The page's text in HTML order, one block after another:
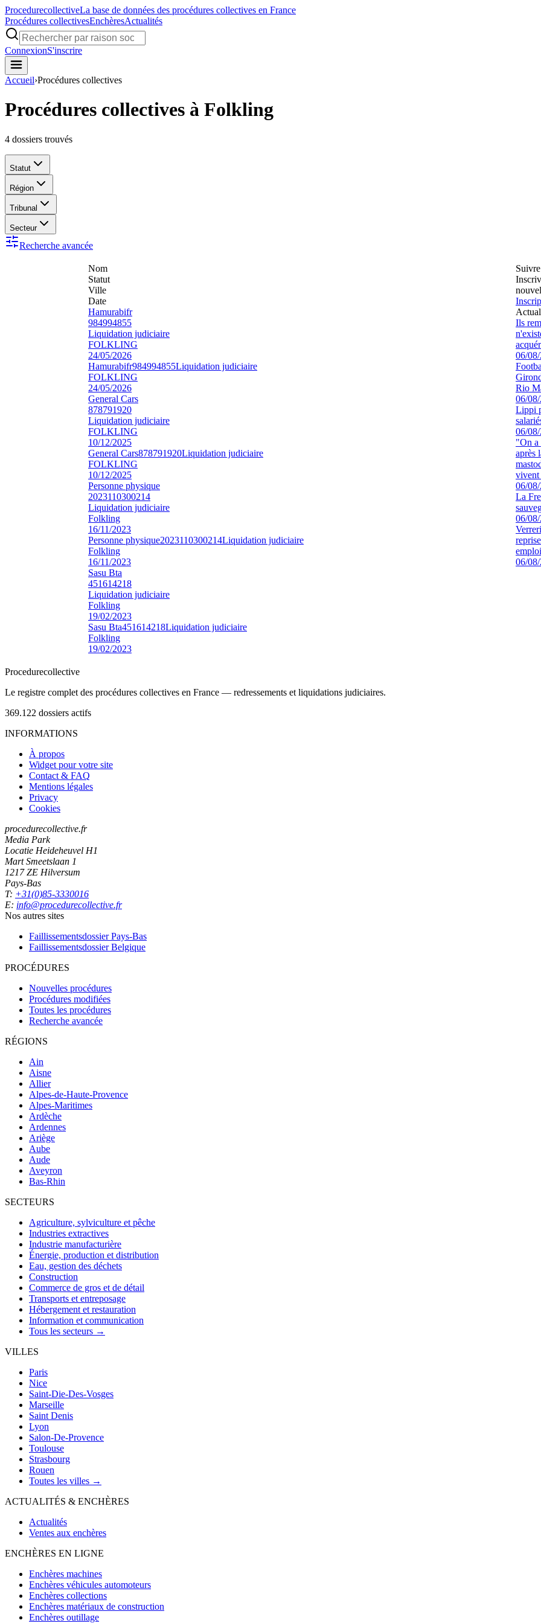
ProcedurecollectiveLa base de données des procédures collectives en France
Procédures collectivesEnchèresActualités
ConnexionS'inscrire
Accueil›Procédures collectives
Procédures collectives à Folkling
4 dossiers trouvés
Statut
Région
Tribunal
Secteur
Recherche avancée
Nom
Statut
Ville
Date
Hamurabifr
984994855
Liquidation judiciaire
FOLKLING
24/05/2026
Hamurabifr984994855Liquidation judiciaire
FOLKLING
24/05/2026
General Cars
878791920
Liquidation judiciaire
FOLKLING
10/12/2025
General Cars878791920Liquidation judiciaire
FOLKLING
10/12/2025
Personne physique
2023110300214
Liquidation judiciaire
Folkling
16/11/2023
Personne physique2023110300214Liquidation judiciaire
Folkling
16/11/2023
Sasu Bta
451614218
Liquidation judiciaire
Folkling
19/02/2023
Sasu Bta451614218Liquidation judiciaire
Folkling
19/02/2023
Ils
06/
Rio
06/
Lippi
06/
"On a
après
vivent
06/
La
06/
06/
Procedurecollective
Le registre complet des procédures collectives en France — redressements et liquidations judiciaires.
369.122 dossiers actifs
INFORMATIONS
À propos
Widget pour votre site
Contact & FAQ
Mentions légales
Privacy
Cookies
procedurecollective.fr
Media Park
Locatie Heideheuvel H1
Mart Smeetslaan 1
1217 ZE Hilversum
Pays-Bas
T: +31(0)85-3330016
E: info@procedurecollective.fr
Nos autres sites
Faillissementsdossier Pays-Bas
Faillissementsdossier Belgique
PROCÉDURES
Nouvelles procédures
Procédures modifiées
Toutes les procédures
Recherche avancée
RÉGIONS
Ain
Aisne
Allier
Alpes-de-Haute-Provence
Alpes-Maritimes
Ardèche
Ardennes
Ariège
Aube
Aude
Aveyron
Bas-Rhin
SECTEURS
Agriculture, sylviculture et pêche
Industries extractives
Industrie manufacturière
Énergie, production et distribution
Eau, gestion des déchets
Construction
Commerce de gros et de détail
Transports et entreposage
Hébergement et restauration
Information et communication
Tous les secteurs →
VILLES
Paris
Nice
Saint-Die-Des-Vosges
Marseille
Saint Denis
Lyon
Salon-De-Provence
Toulouse
Strasbourg
Rouen
Toutes les villes →
ACTUALITÉS & ENCHÈRES
Actualités
Ventes aux enchères
ENCHÈRES EN LIGNE
Enchères machines
Enchères véhicules automoteurs
Enchères collections
Enchères matériaux de construction
Enchères outillage